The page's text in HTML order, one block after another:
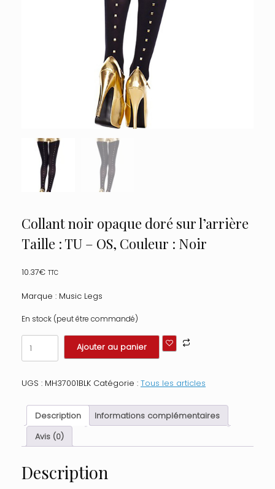
Collant noir opaque doré sur l’arrière
Taille : TU – OS, Couleur : Noir
10.37€ TTC
Marque : Music Legs
En stock (peut être commandé)
de
Collant
opaque
l'arrière
Taille
:
-
OS,
Ajouter au panier
UGS : MH37001BLK Catégorie : Tous les articles
Description
Informations complémentaires
Avis (0)
Description